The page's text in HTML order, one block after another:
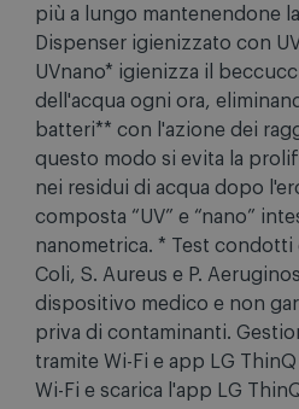
più a lungo mantenendone
Dispenser igienizzato con
UVnano* igienizza il
dell'acqua ogni ora,
batteri** con l'azione dei
questo modo si evita la
nei residui di acqua dopo
composta “UV” e “nano”
nanometrica. * Test condotti
Coli, S. Aureus e P.
dispositivo medico e non
priva di contaminanti.
tramite Wi-Fi e app LG
Wi-Fi e scarica l'app LG